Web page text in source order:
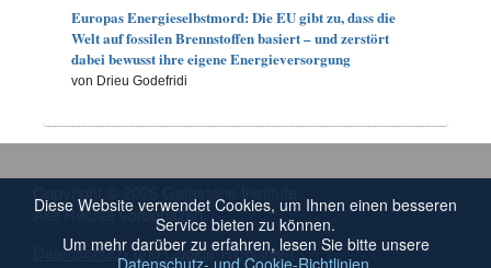
Europas Energieselbstmord: Die EU gibt zu, dass die
Welt auf fossilen Brennstoffen basiert – und zerstört
dabei bewusst ihre eigene Energieversorgung
von Drieu Godefridi
Alle Rechte vorbehalten.
Datenschutz- und Cookie-Richtlinien
Diese Website verwendet Cookies, um Ihnen einen besseren
Service bieten zu können.
Um mehr darüber zu erfahren, lesen Sie bitte unsere
Datenschutz- und Cookie-Richtlinien